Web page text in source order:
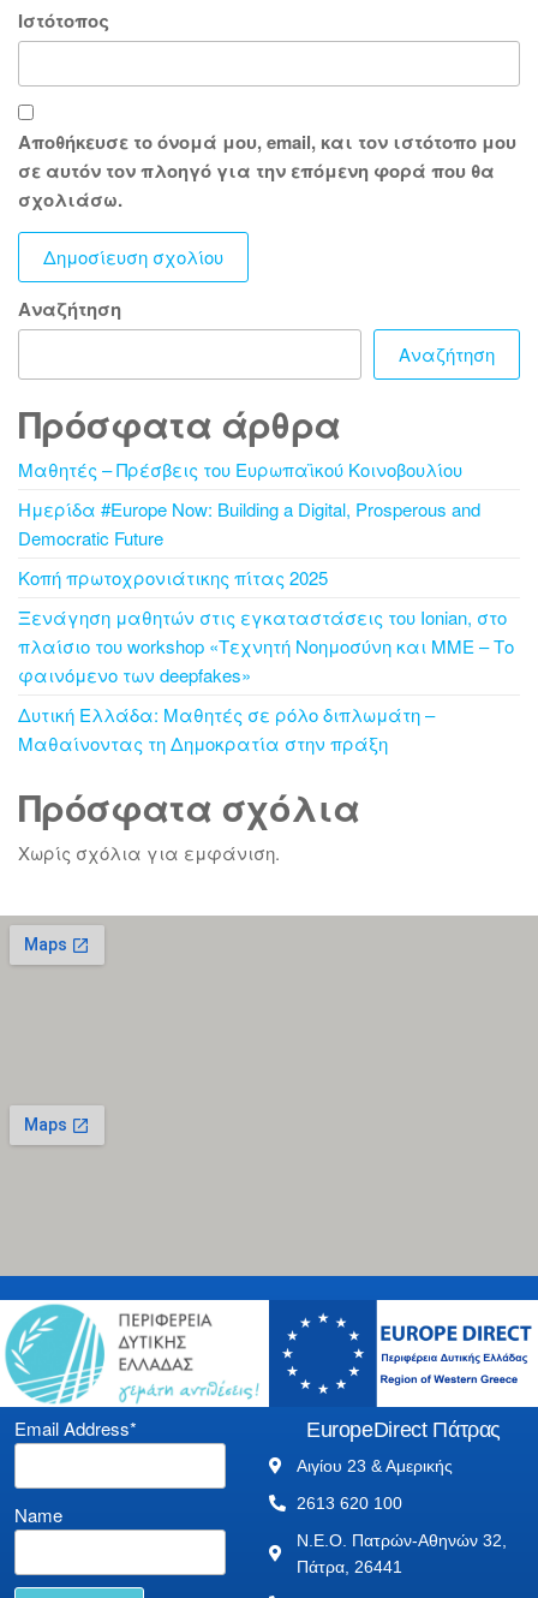
Ιστότοπος
Αποθήκευσε το όνομά μου, email, και τον ιστότοπο μου
σε αυτόν τον πλοηγό για την επόμενη φορά που θα
σχολιάσω.
Αναζήτηση
Αναζήτηση
Πρόσφατα άρθρα
Μαθητές – Πρέσβεις του Ευρωπαϊκού Κοινοβουλίου
Ημερίδα #Europe Now: Building a Digital, Prosperous and
Democratic Future
Κοπή πρωτοχρονιάτικης πίτας 2025
Ξενάγηση μαθητών στις εγκαταστάσεις του Ionian, στο
πλαίσιο του workshop «Τεχνητή Νοημοσύνη και ΜΜΕ – Το
φαινόμενο των deepfakes»
Δυτική Ελλάδα: Μαθητές σε ρόλο διπλωμάτη –
Μαθαίνοντας τη Δημοκρατία στην πράξη
Πρόσφατα σχόλια
Χωρίς σχόλια για εμφάνιση.
Email Address*
Name
EuropeDirect Πάτρας
Αιγίου 23 & Αμερικής
2613 620 100
Ν.Ε.Ο. Πατρών-Αθηνών 32,
Πάτρα, 26441